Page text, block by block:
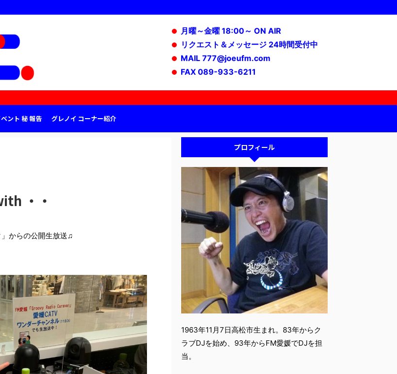
月曜～金曜 18:00～ ON AIR
リクエスト＆メッセージ 24時間受付中
MAIL 777@joeufm.com
FAX 089-933-6211
ント 秘 報告 グレノイ コーナー紹介
・・
からの公開生放送♫
プロフィール
1963年11月7日高松市生まれ。83年からク
ラブDJを始め、93年からFM愛媛でDJを担
当。